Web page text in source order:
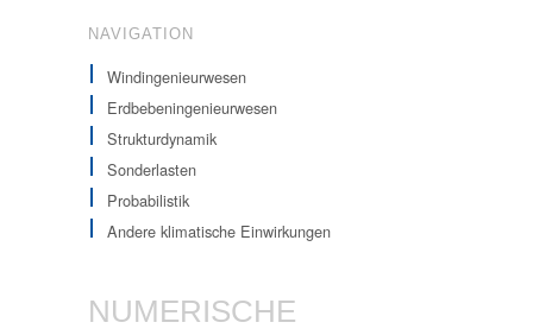
NAVIGATION
Windingenieurwesen
Erdbebeningenieurwesen
Strukturdynamik
Sonderlasten
Probabilistik
Andere klimatische Einwirkungen
NUMERISCHE